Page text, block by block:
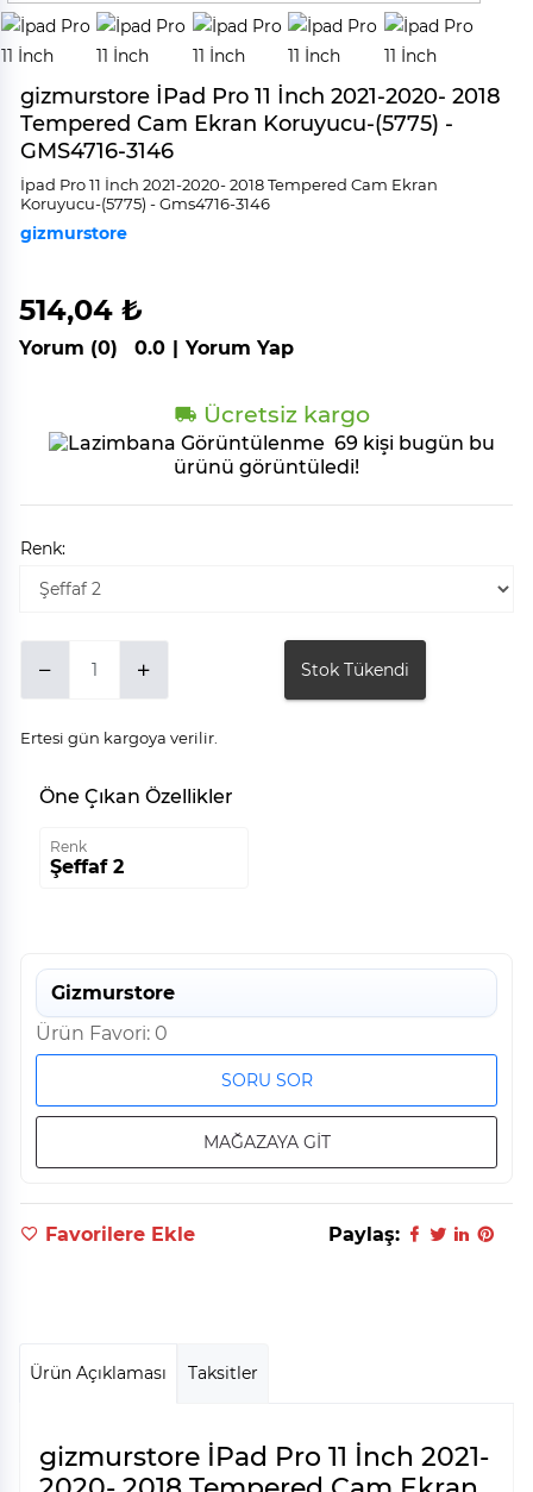
gizmurstore İPad Pro 11 İnch 2021-2020- 2018
Tempered Cam Ekran Koruyucu-(5775) -
GMS4716-3146
İpad Pro 11 İnch 2021-2020- 2018 Tempered Cam Ekran
Koruyucu-(5775) - Gms4716-3146
gizmurstore
514,04 ₺
Yorum (0) 0.0 | Yorum Yap
Ücretsiz kargo
69 kişi bugün bu
ürünü görüntüledi!
Renk:
Stok Tükendi
Ertesi gün kargoya verilir.
Öne Çıkan Özellikler
Renk
Şeffaf 2
Gizmurstore
Ürün Favori: 0
SORU SOR
MAĞAZAYA GİT
Favorilere Ekle Paylaş:
Ürün Açıklaması Taksitler
gizmurstore İPad Pro 11 İnch 2021-